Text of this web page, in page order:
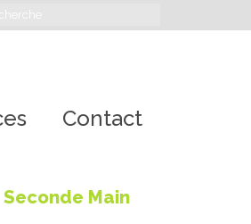
Contact
Seconde Main